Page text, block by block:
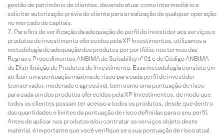
gestão de patrimônio de clientes, devendo atuar como intermediário e
solicitar autorização prévia do cliente para a realização de qualquer operação
no mercado de capitais.
Para fins de verificação da adequação do perfil do investidor aos serviços e
produtos de investimento oferecidos pela XP Investimentos, utilizamos a
metodologia de adequação dos produtos por portfólio, nos termos das
Regras e Procedimentos ANBIMA de Suitability nº 01 e do Código ANBIMA
de Distribuição de Produtos de Investimento. Essa metodologia consiste em
atribuir uma pontuação máxima de risco para cada perfil de investidor
(conservador, moderado e agressivo), bem como uma pontuação de risco
para cada um dos produtos oferecidos pela XP Investimentos, de modo que
todos os clientes possam ter acesso a todos os produtos, desde que dentro
das quantidades e limites da pontuação de risco definidas para o seu perfil.
Antes de aplicar nos produtos e/ou contratar os serviços objeto deste
material, é importante que você verifique se a sua pontuação de risco atual